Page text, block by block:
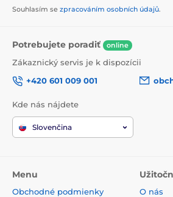
Souhlasím se zpracováním osobních údajů.
Potrebujete poradiť online
Zákaznický servis je k dispozícii
+420 601 009 001
Kde nás nájdete
Slovenčina
Menu
Obchodné podmienky
O nás